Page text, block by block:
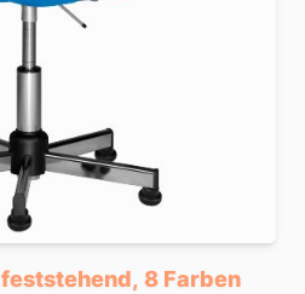
8 Farben